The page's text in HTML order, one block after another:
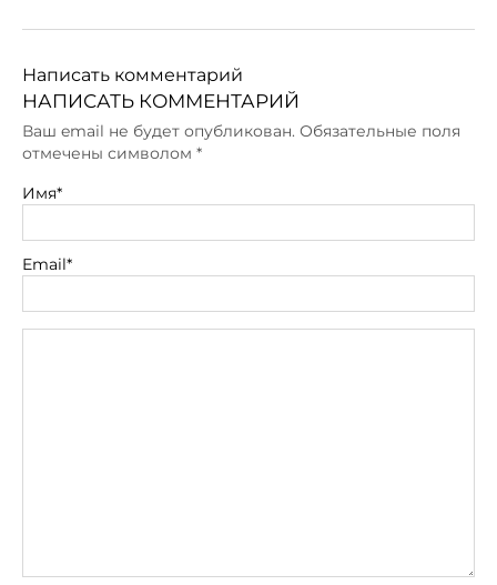
Написать комментарий
НАПИСАТЬ КОММЕНТАРИЙ
Ваш email не будет опубликован. Обязательные поля
отмечены символом *
Имя*
Email*